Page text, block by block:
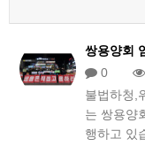
쌍용양회
0
불법하청,
는 쌍용양
행하고 있